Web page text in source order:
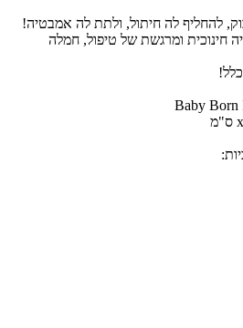
להחליף לה חיתול, ולתת לה אמבטיה!
חינוכית ומרגשת של טיפול, חמלה